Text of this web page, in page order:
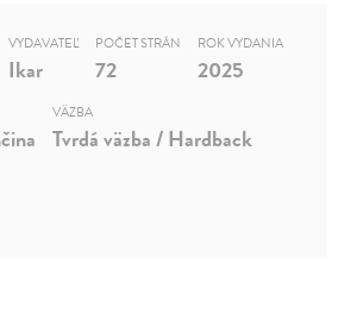
VYDAVATEĽ
Ikar
POČET STRÁN
72
ROK VYDANIA
2025
VÄZBA
Tvrdá väzba / Hardback